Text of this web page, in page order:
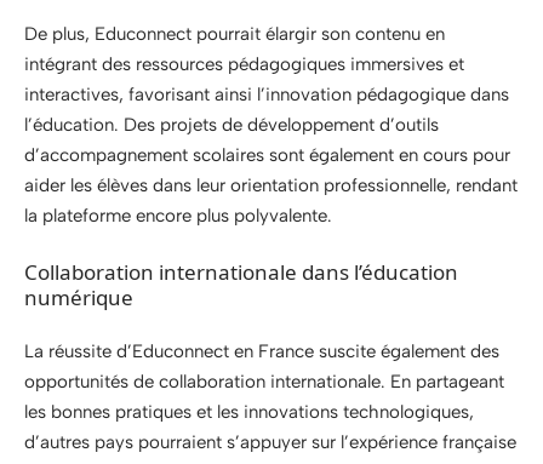
De plus, Educonnect pourrait élargir son contenu en
intégrant des ressources pédagogiques immersives et
interactives, favorisant ainsi l’innovation pédagogique dans
l’éducation. Des projets de développement d’outils
d’accompagnement scolaires sont également en cours pour
aider les élèves dans leur orientation professionnelle, rendant
la plateforme encore plus polyvalente.
Collaboration internationale dans l’éducation
numérique
La réussite d’Educonnect en France suscite également des
opportunités de collaboration internationale. En partageant
les bonnes pratiques et les innovations technologiques,
d’autres pays pourraient s’appuyer sur l’expérience française